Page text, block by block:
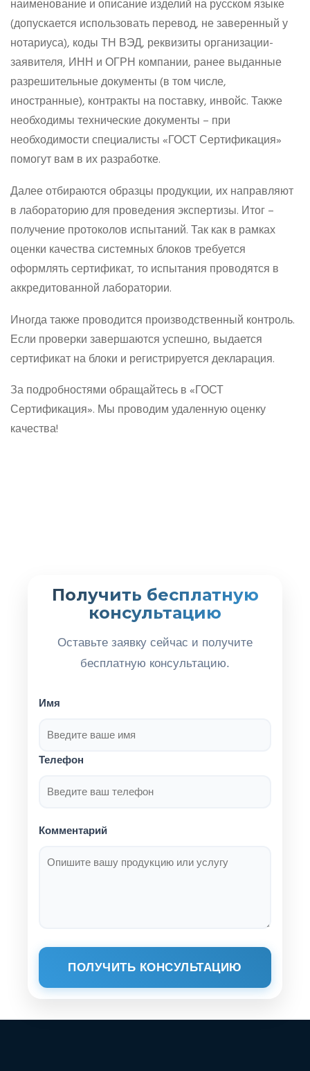
наименование и описание изделий на русском языке
(допускается использовать перевод, не заверенный у
нотариуса), коды ТН ВЭД, реквизиты организации-
заявителя, ИНН и ОГРН компании, ранее выданные
разрешительные документы (в том числе,
иностранные), контракты на поставку, инвойс. Также
необходимы технические документы – при
необходимости специалисты «ГОСТ Сертификация»
помогут вам в их разработке.
Далее отбираются образцы продукции, их направляют
в лабораторию для проведения экспертизы. Итог –
получение протоколов испытаний. Так как в рамках
оценки качества системных блоков требуется
оформлять сертификат, то испытания проводятся в
аккредитованной лаборатории.
Иногда также проводится производственный контроль.
Если проверки завершаются успешно, выдается
сертификат на блоки и регистрируется декларация.
За подробностями обращайтесь в «ГОСТ
Сертификация». Мы проводим удаленную оценку
качества!
Получить бесплатную
консультацию
Оставьте заявку сейчас и получите
бесплатную консультацию.
Имя
Телефон
Комментарий
ПОЛУЧИТЬ КОНСУЛЬТАЦИЮ